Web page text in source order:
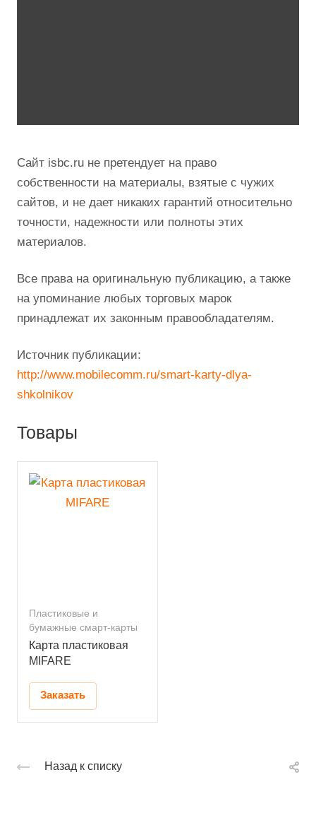
Сайт isbc.ru не претендует на право
собственности на материалы, взятые с чужих
сайтов, и не дает никаких гарантий относительно
точности, надежности или полноты этих
материалов.
Все права на оригинальную публикацию, а также
на упоминание любых торговых марок
принадлежат их законным правообладателям.
Источник публикации:
http://www.mobilecomm.ru/smart-karty-dlya-
shkolnikov
Товары
Пластиковые и
бумажные смарт-карты
Карта пластиковая
MIFARE
Заказать
Назад к списку